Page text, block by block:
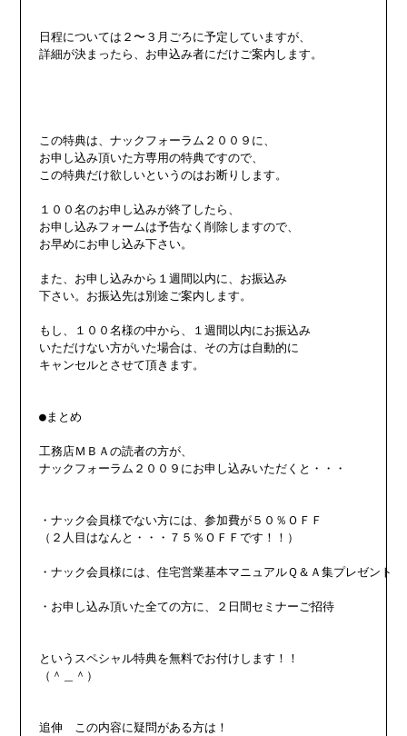
日程については２〜３月ごろに予定していますが、
詳細が決まったら、お申込み者にだけご案内します。
この特典は、ナックフォーラム２００９に、
お申し込み頂いた方専用の特典ですので、
この特典だけ欲しいというのはお断りします。
１００名のお申し込みが終了したら、
お申し込みフォームは予告なく削除しますので、
お早めにお申し込み下さい。
また、お申し込みから１週間以内に、お振込み
下さい。お振込先は別途ご案内します。
もし、１００名様の中から、１週間以内にお振込み
いただけない方がいた場合は、その方は自動的に
キャンセルとさせて頂きます。
●まとめ
工務店ＭＢＡの読者の方が、
ナックフォーラム２００９にお申し込みいただくと・・・
・ナック会員様でない方には、参加費が５０％ＯＦＦ
（２人目はなんと・・・７５％ＯＦＦです！！）
・ナック会員様には、住宅営業基本マニュアルＱ＆Ａ集プレゼント
・お申し込み頂いた全ての方に、２日間セミナーご招待
というスペシャル特典を無料でお付けします！！
（＾＿＾）
追伸　この内容に疑問がある方は！